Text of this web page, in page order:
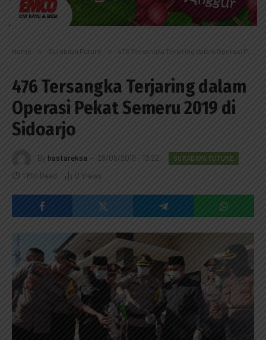
Home » Surabaya Future » 476 Tersangka Terjaring dalam Operasi Pekat Semeru 2019 di Sidoarjo
476 Tersangka Terjaring dalam
Operasi Pekat Semeru 2019 di
Sidoarjo
By hastareksa 28/05/2019 - 13:22 SURABAYA FUTURE
1 Min Read 0 Views